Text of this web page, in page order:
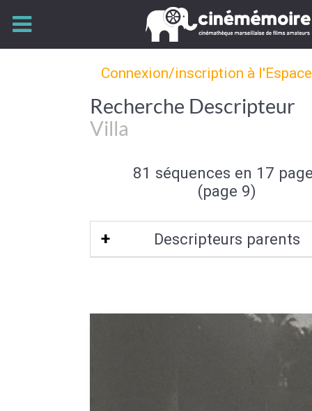
Connexion/inscription à
Recherche Descripteur
Villa
81 séquences en 17
(page 9)
Descripteurs parents